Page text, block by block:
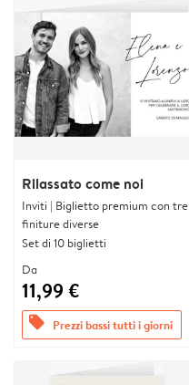
Rilassato come noi
Inviti | Biglietto premium con tre
finiture diverse
Set di 10 biglietti
Da
11,99 €
offers Prezzi bassi tutti i giorni